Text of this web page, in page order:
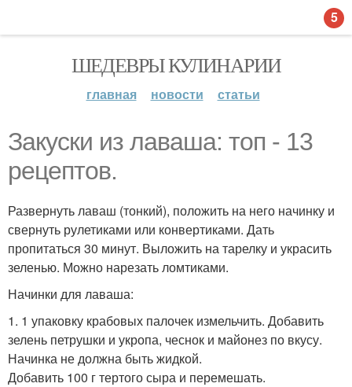
ШЕДЕВРЫ КУЛИНАРИИ
главная новости статьи
Закуски из лаваша: топ - 13
рецептов.
Развернуть лаваш (тонкий), положить на него начинку и
свернуть рулетиками или конвертиками. Дать
пропитаться 30 минут. Выложить на тарелку и украсить
зеленью. Можно нарезать ломтиками.
Начинки для лаваша:
1. 1 упаковку крабовых палочек измельчить. Добавить
зелень петрушки и укропа, чеснок и майонез по вкусу.
Начинка не должна быть жидкой.
Добавить 100 г тертого сыра и перемешать.
5